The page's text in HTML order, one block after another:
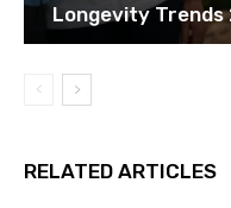
Longevity
RELATED ARTICLES